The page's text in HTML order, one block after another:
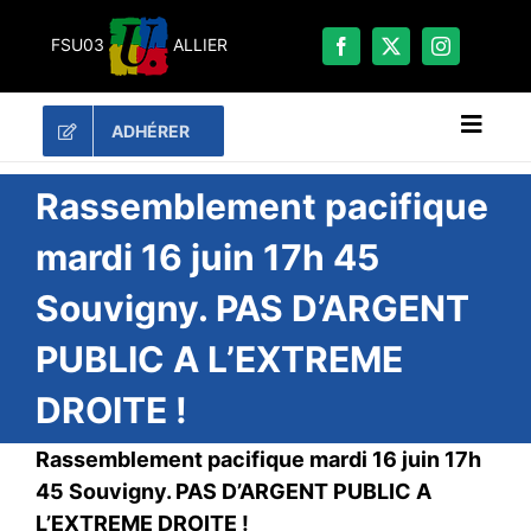
FSU03 ALLIER
ADHÉRER
RECHERCHER:
LES UNES
#ACTUALITÉS
LA FSU 03
CONTACT
Rassemblement pacifique
mardi 16 juin 17h 45
Souvigny. PAS D’ARGENT
PUBLIC A L’EXTREME
DROITE !
Rassemblement pacifique mardi 16 juin 17h
45 Souvigny. PAS D’ARGENT PUBLIC A
L’EXTREME DROITE !